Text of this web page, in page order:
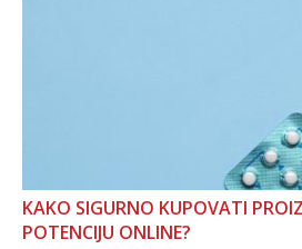
KAKO SIGURNO KUPOVATI
POTENCIJU ONLINE?